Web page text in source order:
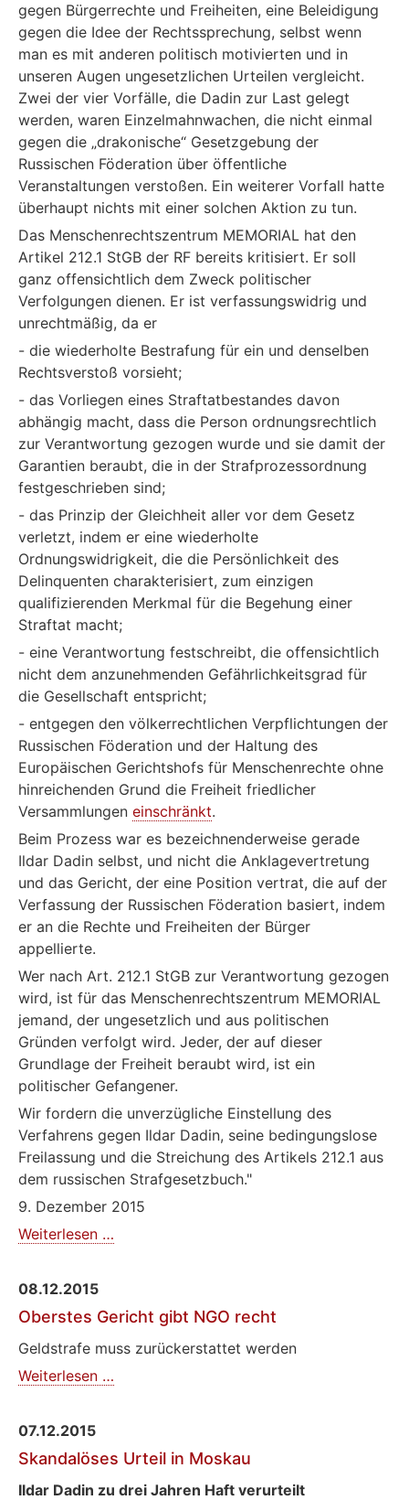
gegen Bürgerrechte und Freiheiten, eine Beleidigung
gegen die Idee der Rechtssprechung, selbst wenn
man es mit anderen politisch motivierten und in
unseren Augen ungesetzlichen Urteilen vergleicht.
Zwei der vier Vorfälle, die Dadin zur Last gelegt
werden, waren Einzelmahnwachen, die nicht einmal
gegen die „drakonische“ Gesetzgebung der
Russischen Föderation über öffentliche
Veranstaltungen verstoßen. Ein weiterer Vorfall hatte
überhaupt nichts mit einer solchen Aktion zu tun.
Das Menschenrechtszentrum MEMORIAL hat den
Artikel 212.1 StGB der RF bereits kritisiert. Er soll
ganz offensichtlich dem Zweck politischer
Verfolgungen dienen. Er ist verfassungswidrig und
unrechtmäßig, da er
- die wiederholte Bestrafung für ein und denselben
Rechtsverstoß vorsieht;
- das Vorliegen eines Straftatbestandes davon
abhängig macht, dass die Person ordnungsrechtlich
zur Verantwortung gezogen wurde und sie damit der
Garantien beraubt, die in der Strafprozessordnung
festgeschrieben sind;
- das Prinzip der Gleichheit aller vor dem Gesetz
verletzt, indem er eine wiederholte
Ordnungswidrigkeit, die die Persönlichkeit des
Delinquenten charakterisiert, zum einzigen
qualifizierenden Merkmal für die Begehung einer
Straftat macht;
- eine Verantwortung festschreibt, die offensichtlich
nicht dem anzunehmenden Gefährlichkeitsgrad für
die Gesellschaft entspricht;
- entgegen den völkerrechtlichen Verpflichtungen der
Russischen Föderation und der Haltung des
Europäischen Gerichtshofs für Menschenrechte ohne
hinreichenden Grund die Freiheit friedlicher
Versammlungen einschränkt.
Beim Prozess war es bezeichnenderweise gerade
Ildar Dadin selbst, und nicht die Anklagevertretung
und das Gericht, der eine Position vertrat, die auf der
Verfassung der Russischen Föderation basiert, indem
er an die Rechte und Freiheiten der Bürger
appellierte.
Wer nach Art. 212.1 StGB zur Verantwortung gezogen
wird, ist für das Menschenrechtszentrum MEMORIAL
jemand, der ungesetzlich und aus politischen
Gründen verfolgt wird. Jeder, der auf dieser
Grundlage der Freiheit beraubt wird, ist ein
politischer Gefangener.
Wir fordern die unverzügliche Einstellung des
Verfahrens gegen Ildar Dadin, seine bedingungslose
Freilassung und die Streichung des Artikels 212.1 aus
dem russischen Strafgesetzbuch."
9. Dezember 2015
Weiterlesen …
von
Ildar
08.12.2015
Oberstes Gericht gibt NGO recht
Geldstrafe muss zurückerstattet werden
Weiterlesen …
recht
07.12.2015
Skandalöses Urteil in Moskau
Ildar Dadin zu drei Jahren Haft verurteilt